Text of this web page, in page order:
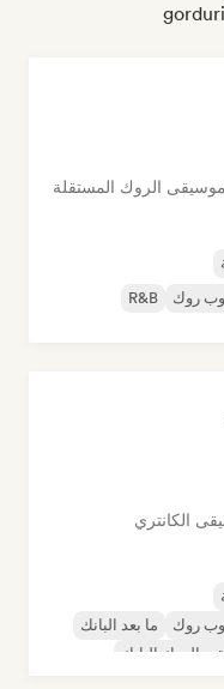
موسيقى الروك المستقلة
روك R&B
الكانتري
روك
ما بعد البانك
الروك البانك